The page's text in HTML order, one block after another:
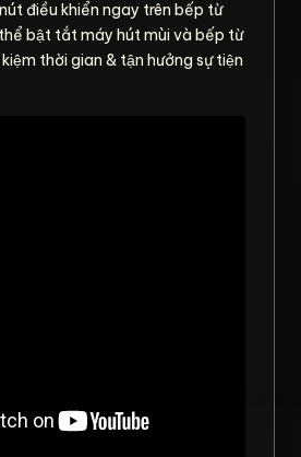
điều khiển ngay trên bếp từ
bật tắt máy hút mùi và bếp từ
thời gian & tận hưởng sự tiện